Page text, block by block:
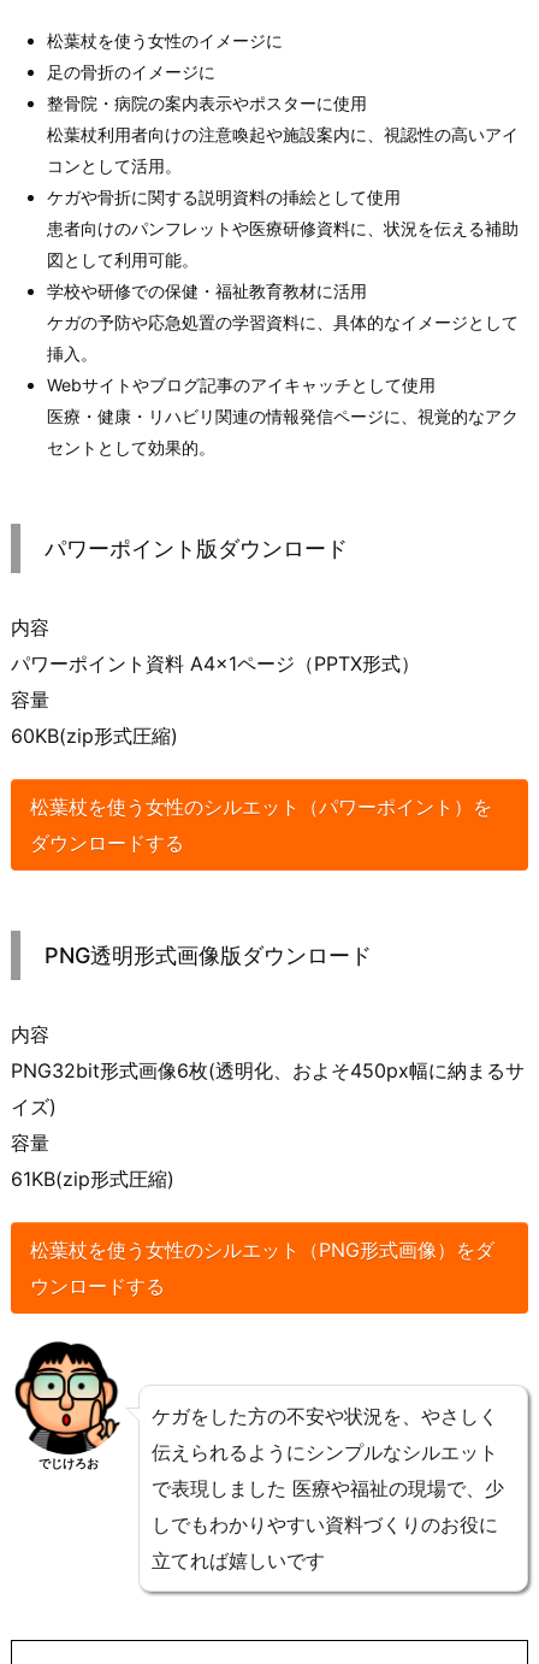
松葉杖を使う女性のイメージに
足の骨折のイメージに
整骨院・病院の案内表示やポスターに使用
松葉杖利用者向けの注意喚起や施設案内に、視認性の高いアイ
コンとして活用。
ケガや骨折に関する説明資料の挿絵として使用
患者向けのパンフレットや医療研修資料に、状況を伝える補助
図として利用可能。
学校や研修での保健・福祉教育教材に活用
ケガの予防や応急処置の学習資料に、具体的なイメージとして
挿入。
Webサイトやブログ記事のアイキャッチとして使用
医療・健康・リハビリ関連の情報発信ページに、視覚的なアク
セントとして効果的。
パワーポイント版ダウンロード
内容
パワーポイント資料 A4×1ページ（PPTX形式）
容量
60KB(zip形式圧縮)
松葉杖を使う女性のシルエット（パワーポイント）を
ダウンロードする
PNG透明形式画像版ダウンロード
内容
PNG32bit形式画像6枚(透明化、およそ450px幅に納まるサ
イズ)
容量
61KB(zip形式圧縮)
松葉杖を使う女性のシルエット（PNG形式画像）をダ
ウンロードする
でじけろお
ケガをした方の不安や状況を、やさしく
伝えられるようにシンプルなシルエット
で表現しました 医療や福祉の現場で、少
しでもわかりやすい資料づくりのお役に
立てれば嬉しいです